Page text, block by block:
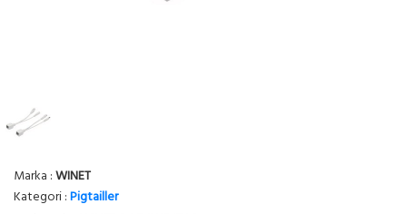
Marka :WINET
Kategori :Pigtailler